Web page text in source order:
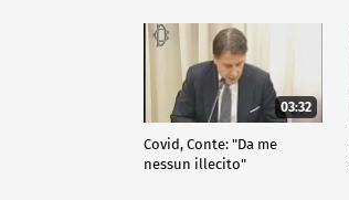
03:32
Covid, Conte: "Da me
nessun illecito"